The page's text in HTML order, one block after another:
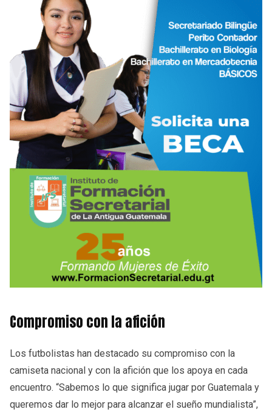
Compromiso con la afición
Los futbolistas han destacado su compromiso con la
camiseta nacional y con la afición que los apoya en cada
encuentro. “Sabemos lo que significa jugar por Guatemala y
queremos dar lo mejor para alcanzar el sueño mundialista”,